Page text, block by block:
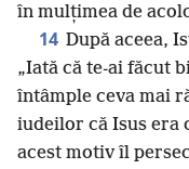
în mulțimea de
14 După aceea,
„Iată că te-ai făcut
întâmple ceva mai
iudeilor că Isus era
acest motiv îl